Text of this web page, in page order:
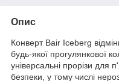
Опис
Конверт Bair Iceberg
будь-якої прогулянкової
універсальні прорізи для
безпеки, у тому числі